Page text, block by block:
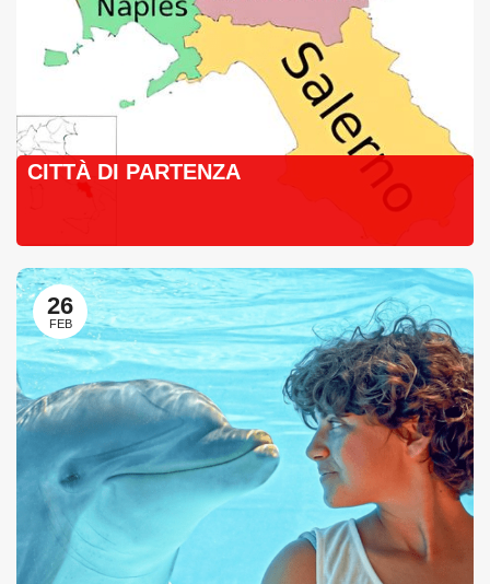
CITTÀ DI PARTENZA
26
FEB